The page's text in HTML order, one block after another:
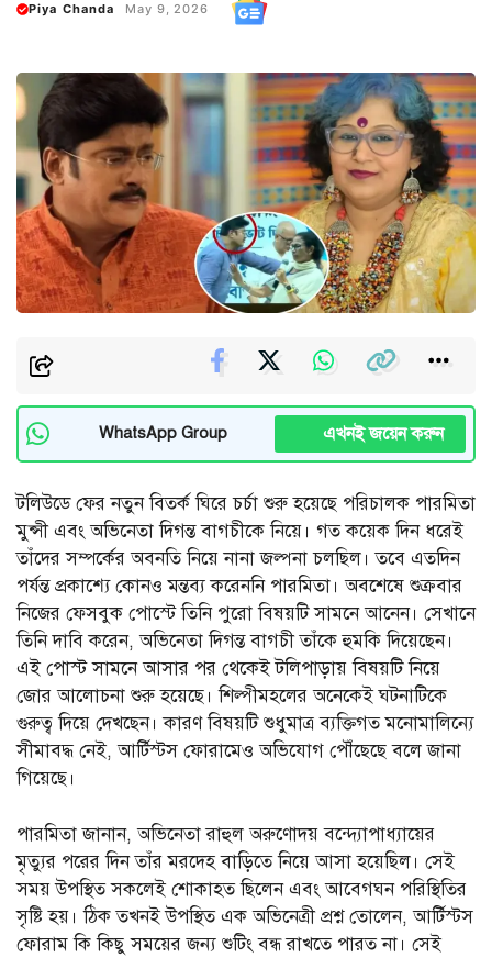
Piya Chanda May 9, 2026
WhatsApp Group এখনই জয়েন করুন
টলিউডে ফের নতুন বিতর্ক ঘিরে চর্চা শুরু হয়েছে পরিচালক পারমিতা
মুন্সী এবং অভিনেতা দিগন্ত বাগচীকে নিয়ে। গত কয়েক দিন ধরেই
তাঁদের সম্পর্কের অবনতি নিয়ে নানা জল্পনা চলছিল। তবে এতদিন
পর্যন্ত প্রকাশ্যে কোনও মন্তব্য করেননি পারমিতা। অবশেষে শুক্রবার
নিজের ফেসবুক পোস্টে তিনি পুরো বিষয়টি সামনে আনেন। সেখানে
তিনি দাবি করেন, অভিনেতা দিগন্ত বাগচী তাঁকে হুমকি দিয়েছেন।
এই পোস্ট সামনে আসার পর থেকেই টলিপাড়ায় বিষয়টি নিয়ে
জোর আলোচনা শুরু হয়েছে। শিল্পীমহলের অনেকেই ঘটনাটিকে
গুরুত্ব দিয়ে দেখছেন। কারণ বিষয়টি শুধুমাত্র ব্যক্তিগত মনোমালিন্যে
সীমাবদ্ধ নেই, আর্টিস্টস ফোরামেও অভিযোগ পৌঁছেছে বলে জানা
গিয়েছে।
পারমিতা জানান, অভিনেতা রাহুল অরুণোদয় বন্দ্যোপাধ্যায়ের
মৃত্যুর পরের দিন তাঁর মরদেহ বাড়িতে নিয়ে আসা হয়েছিল। সেই
সময় উপস্থিত সকলেই শোকাহত ছিলেন এবং আবেগঘন পরিস্থিতির
সৃষ্টি হয়। ঠিক তখনই উপস্থিত এক অভিনেত্রী প্রশ্ন তোলেন, আর্টিস্টস
ফোরাম কি কিছু সময়ের জন্য শুটিং বন্ধ রাখতে পারত না। সেই